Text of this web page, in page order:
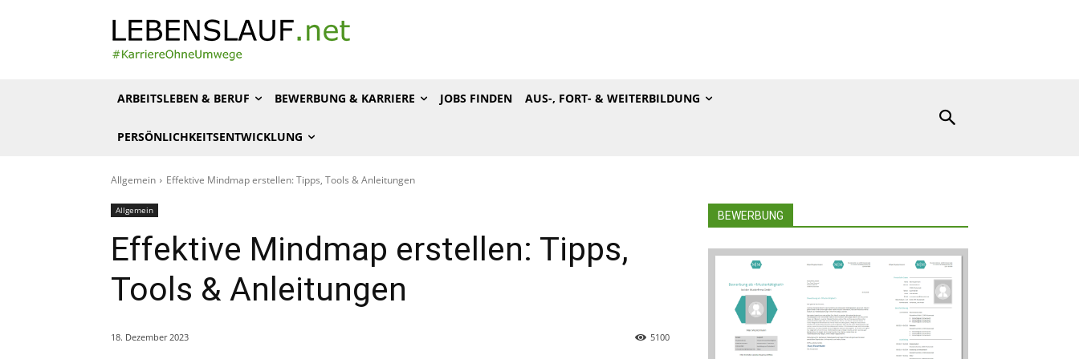
ARBEITSLEBEN & BERUF BEWERBUNG & KARRIERE JOBS FINDEN AUS-, FORT- & WEITERBILDUNG
PERSÖNLICHKEITSENTWICKLUNG
Allgemein Effektive Mindmap erstellen: Tipps, Tools & Anleitungen
Allgemein
Effektive Mindmap erstellen: Tipps,
Tools & Anleitungen
18. Dezember 2023 5100
BEWERBUNG